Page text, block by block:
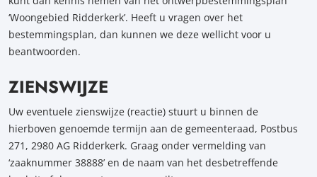
‘Woongebied Ridderkerk’. Heeft u vragen over het
bestemmingsplan, dan kunnen we deze wellicht voor u
beantwoorden.
ZIENSWIJZE
Uw eventuele zienswijze (reactie) stuurt u binnen de
hierboven genoemde termijn aan de gemeenteraad, Postbus
271, 2980 AG Ridderkerk. Graag onder vermelding van
‘zaaknummer 38888’ en de naam van het desbetreffende